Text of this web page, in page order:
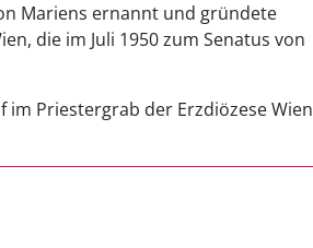
Mariens ernannt und gründete
die im Juli 1950 zum Senatus von
im Priestergrab der Erzdiözese Wien